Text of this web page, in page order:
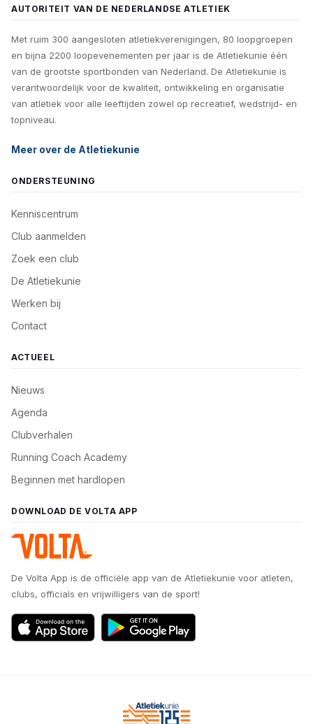
AUTORITEIT VAN DE NEDERLANDSE ATLETIEK
Met ruim 300 aangesloten atletiekverenigingen, 80 loopgroepen
en bijna 2200 loopevenementen per jaar is de Atletiekunie één
van de grootste sportbonden van Nederland. De Atletiekunie is
verantwoordelijk voor de kwaliteit, ontwikkeling en organisatie
van atletiek voor alle leeftijden zowel op recreatief, wedstrijd- en
topniveau.
Meer over de Atletiekunie
ONDERSTEUNING
Kenniscentrum
Club aanmelden
Zoek een club
De Atletiekunie
Werken bij
Contact
ACTUEEL
Nieuws
Agenda
Clubverhalen
Running Coach Academy
Beginnen met hardlopen
DOWNLOAD DE VOLTA APP
De Volta App is de officiële app van de Atletiekunie voor atleten,
clubs, officials en vrijwilligers van de sport!